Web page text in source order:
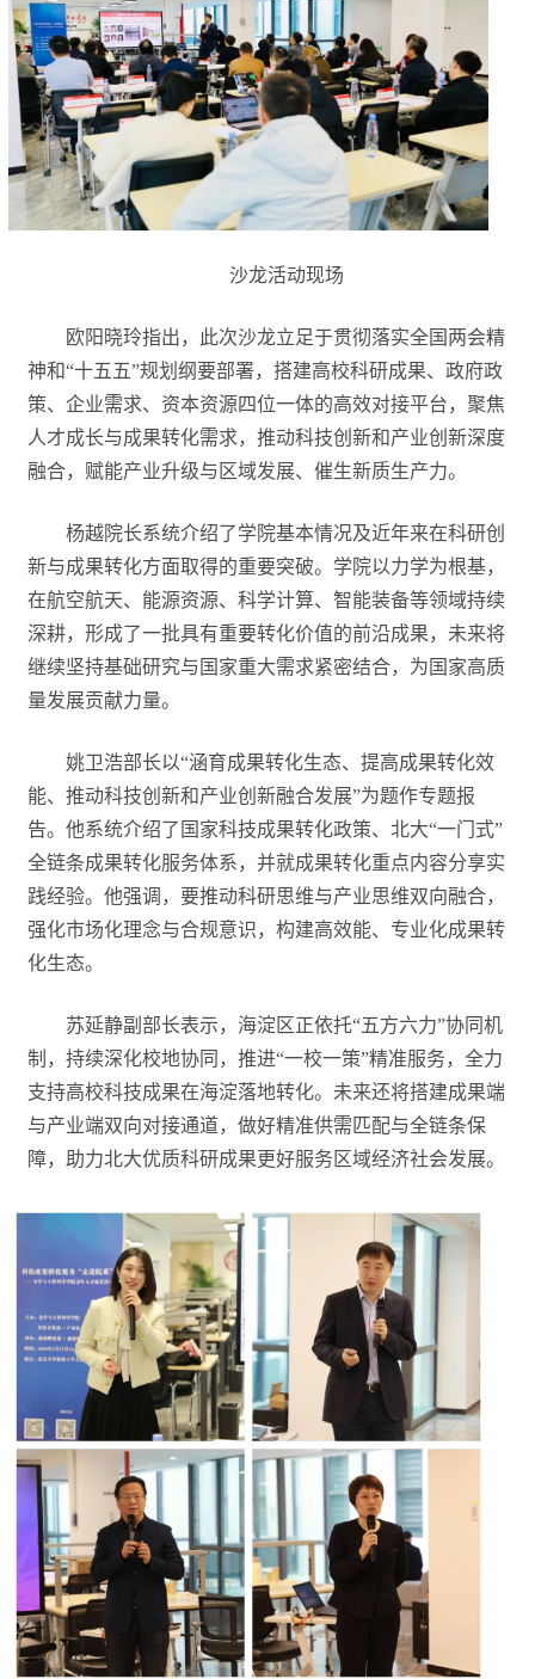
沙龙活动现场
欧阳晓玲指出，此次沙龙立足于贯彻落实全国两会精
神和“十五五”规划纲要部署，搭建高校科研成果、政府政
策、企业需求、资本资源四位一体的高效对接平台，聚焦
人才成长与成果转化需求，推动科技创新和产业创新深度
融合，赋能产业升级与区域发展、催生新质生产力。
杨越院长系统介绍了学院基本情况及近年来在科研创
新与成果转化方面取得的重要突破。学院以力学为根基，
在航空航天、能源资源、科学计算、智能装备等领域持续
深耕，形成了一批具有重要转化价值的前沿成果，未来将
继续坚持基础研究与国家重大需求紧密结合，为国家高质
量发展贡献力量。
姚卫浩部长以“涵育成果转化生态、提高成果转化效
能、推动科技创新和产业创新融合发展”为题作专题报
告。他系统介绍了国家科技成果转化政策、北大“一门式”
全链条成果转化服务体系，并就成果转化重点内容分享实
践经验。他强调，要推动科研思维与产业思维双向融合，
强化市场化理念与合规意识，构建高效能、专业化成果转
化生态。
苏延静副部长表示，海淀区正依托“五方六力”协同机
制，持续深化校地协同，推进“一校一策”精准服务，全力
支持高校科技成果在海淀落地转化。未来还将搭建成果端
与产业端双向对接通道，做好精准供需匹配与全链条保
障，助力北大优质科研成果更好服务区域经济社会发展。